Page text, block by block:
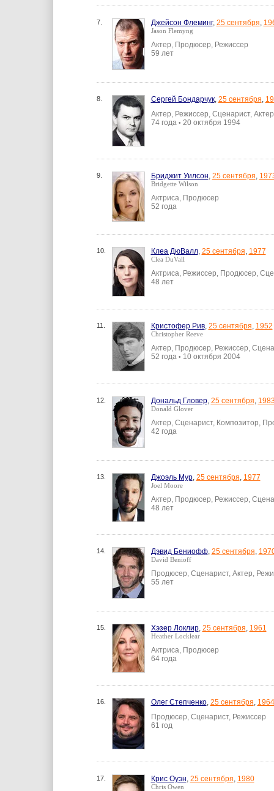
7. Джейсон Флеминг, 25 сентября,
Jason Flemyng
Актер, Продюсер, Режиссер
59 лет
8. Сергей Бондарчук, 25 сентября,
Актер, Режиссер, Сценарист,
74 года • 20 октября 1994
9. Бриджит Уилсон, 25 сентября,
Bridgette Wilson
Актриса, Продюсер
52 года
10. Клеа ДюВалл, 25 сентября, 1977
Clea DuVall
Актриса, Режиссер, Продюсер,
48 лет
11. Кристофер Рив, 25 сентября, 1952
Christopher Reeve
Актер, Продюсер, Режиссер,
52 года • 10 октября 2004
12. Дональд Гловер, 25 сентября,
Donald Glover
Актер, Сценарист, Композитор,
42 года
13. Джоэль Мур, 25 сентября, 1977
Joel Moore
Актер, Продюсер, Режиссер,
48 лет
14. Дэвид Бениофф, 25 сентября,
David Benioff
Продюсер, Сценарист, Актер,
55 лет
15. Хэзер Локлир, 25 сентября, 1961
Heather Locklear
Актриса, Продюсер
64 года
16. Олег Степченко, 25 сентября, 1964
Продюсер, Сценарист, Режиссер
61 год
17. Крис Оуэн, 25 сентября, 1980
Chris Owen